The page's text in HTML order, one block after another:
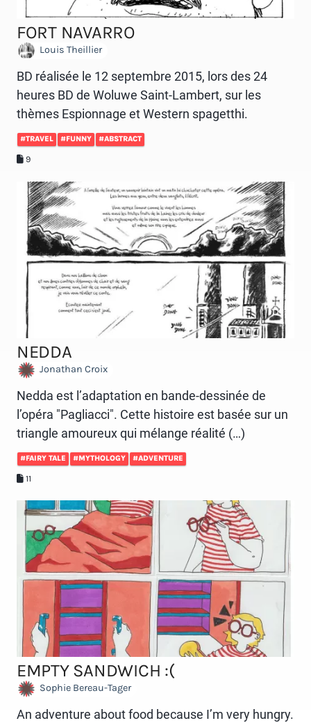
FORT NAVARRO
Louis Theillier
BD réalisée le 12 septembre 2015, lors des 24
heures BD de Woluwe Saint-Lambert, sur les
thèmes Espionnage et Western spagetthi.
#TRAVEL #FUNNY #ABSTRACT
9
NEDDA
Jonathan Croix
Nedda est l’adaptation en bande-dessinée de
l’opéra "Pagliacci". Cette histoire est basée sur un
triangle amoureux qui mélange réalité (…)
#FAIRY TALE #MYTHOLOGY #ADVENTURE
11
EMPTY SANDWICH :(
Sophie Bereau-Tager
An adventure about food because I’m very hungry.